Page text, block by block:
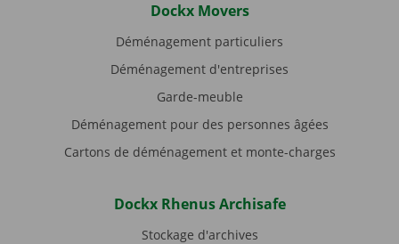
Dockx Movers
Déménagement particuliers
Déménagement d'entreprises
Garde-meuble
Déménagement pour des personnes âgées
Cartons de déménagement et monte-charges
Dockx Rhenus Archisafe
Stockage d'archives